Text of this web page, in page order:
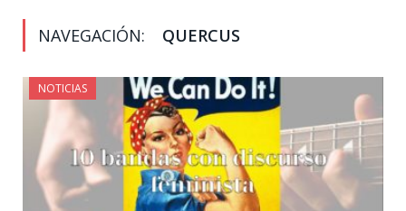
NAVEGACIÓN: QUERCUS
NOTICIAS